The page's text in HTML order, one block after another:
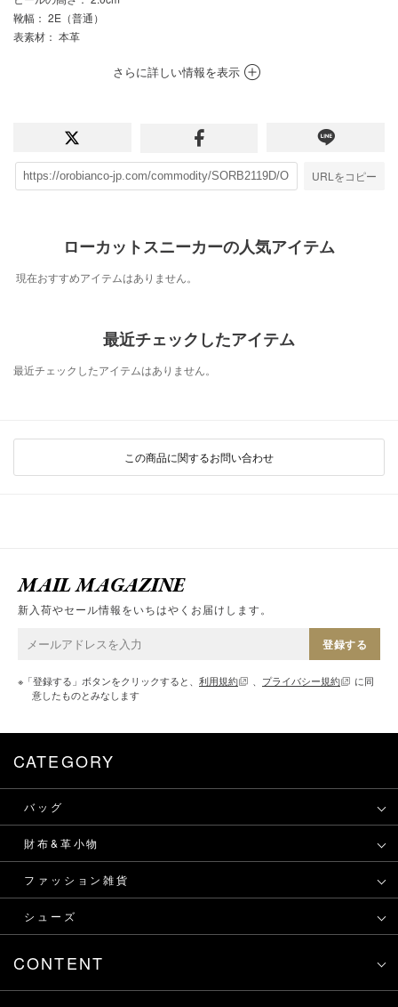
靴幅 ： 2E（普通）
表素材 ： 本革
さらに詳しい情報を表示
URLをコピー
ローカットスニーカーの人気アイテム
現在おすすめアイテムはありません。
最近チェックしたアイテム
最近チェックしたアイテムはありません。
この商品に関するお問い合わせ
MAIL MAGAZINE
新入荷やセール情報をいちはやくお届けします。
登録する
※「登録する」ボタンをクリックすると、 利用規約 、 プライバシー規約
に同
意したものとみなします
CATEGORY
バッグ
財布&革小物
ファッション雑貨
シューズ
CONTENT